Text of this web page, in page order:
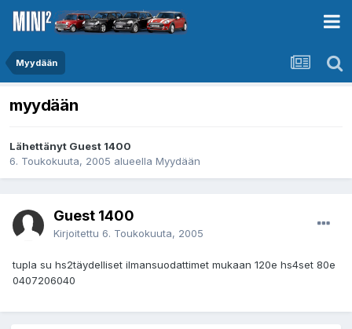
Myydään
myydään
Lähettänyt Guest 1400
6. Toukokuuta, 2005 alueella Myydään
Guest 1400
Kirjoitettu 6. Toukokuuta, 2005
tupla su hs2täydelliset ilmansuodattimet mukaan 120e hs4set 80e
0407206040